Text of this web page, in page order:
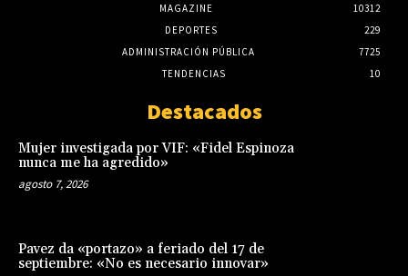
MAGAZINE
10312
DEPORTES
229
ADMINISTRACIÓN PÚBLICA
7725
TENDENCIAS
10
Destacados
Mujer investigada por VIF: «Fidel Espinoza
nunca me ha agredido»
agosto 7, 2026
Pavez da «portazo» a feriado del 17 de
septiembre: «No es necesario innovar»